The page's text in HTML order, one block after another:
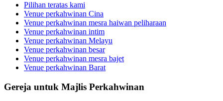
Pilihan teratas kami
Venue perkahwinan Cina
Venue perkahwinan mesra haiwan peliharaan
Venue perkahwinan intim
Venue perkahwinan Melayu
Venue perkahwinan besar
Venue perkahwinan mesra bajet
Venue perkahwinan Barat
Gereja untuk Majlis Perkahwinan